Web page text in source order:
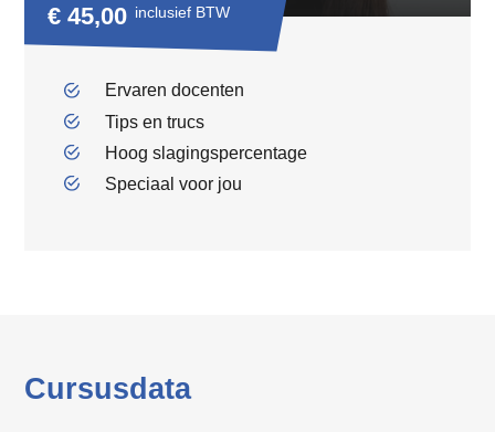
€ 45,00 inclusief BTW
Ervaren docenten
Tips en trucs
Hoog slagingspercentage
Speciaal voor jou
Cursusdata